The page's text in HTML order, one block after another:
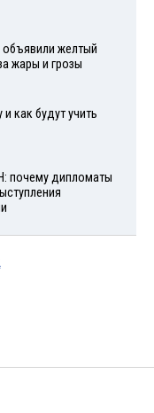
желтый
жары и грозы
как будут учить
почему дипломаты